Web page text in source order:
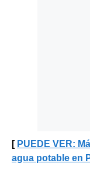
PUEDE VER:
agua potable en